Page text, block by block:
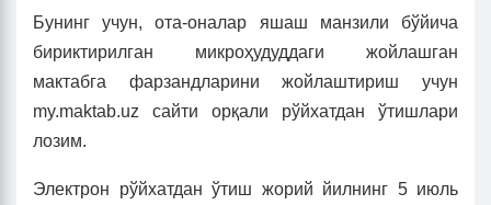
Бунинг учун, ота-оналар яшаш манзили бўйича
бириктирилган микроҳудуддаги жойлашган
мактабга фарзандларини жойлаштириш учун
my.maktab.uz сайти орқали рўйхатдан ўтишлари
лозим.
Электрон рўйхатдан ўтиш жорий йилнинг 5 июль